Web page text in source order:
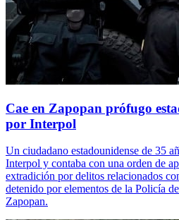
Cae en Zapopan prófugo
por Interpol
Un ciudadano estadounidense de 35
Interpol y contaba con una orden de
extradición por delitos relacionados
detenido por elementos de la Policía
Zapopan.